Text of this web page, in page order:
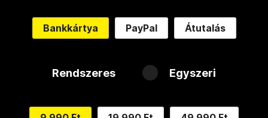
Bankkártya PayPal Átutalás
Rendszeres Egyszeri